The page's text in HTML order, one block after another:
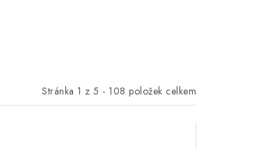
Stránka 1 z 5 - 108 položek celkem